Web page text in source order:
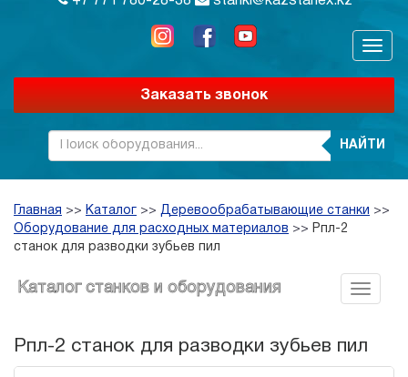
Заказать звонок
НАЙТИ
Главная >> Каталог >> Деревообрабатывающие станки >>
Оборудование для расходных материалов >> Рпл-2
станок для разводки зубьев пил
Каталог станков и оборудования
Рпл-2 станок для разводки зубьев пил